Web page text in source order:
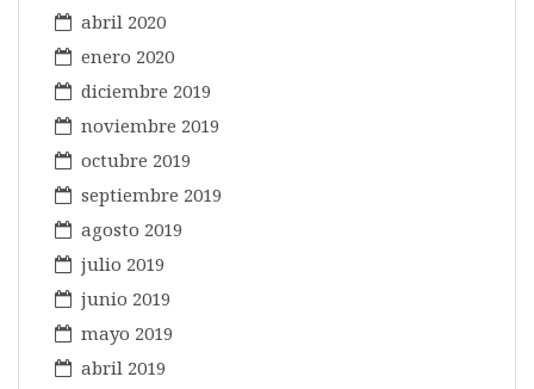
abril 2020
enero 2020
diciembre 2019
noviembre 2019
octubre 2019
septiembre 2019
agosto 2019
julio 2019
junio 2019
mayo 2019
abril 2019